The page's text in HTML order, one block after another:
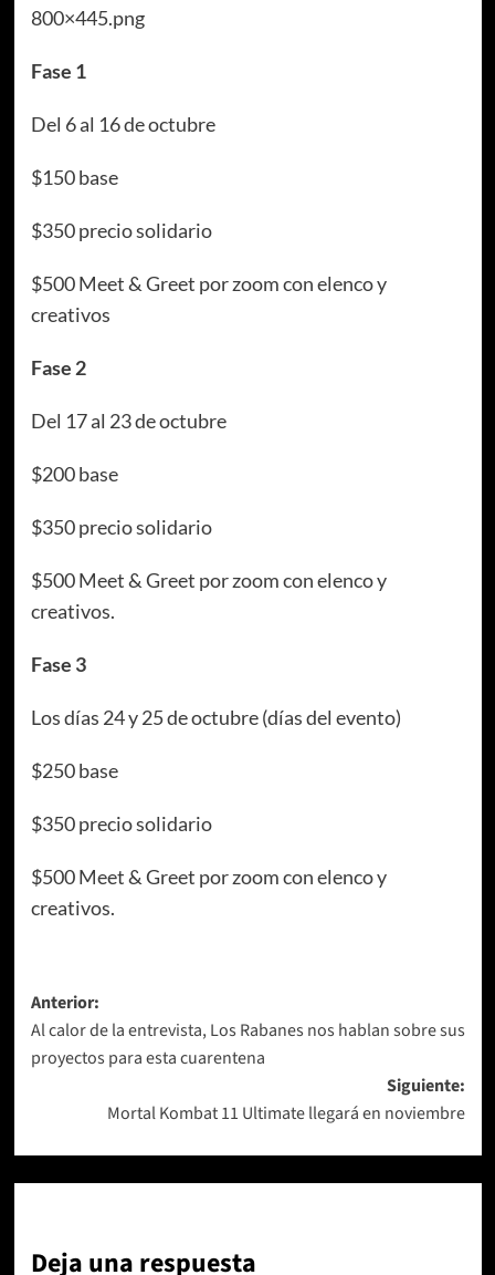
800×445.png
Fase 1
Del 6 al 16 de octubre
$150 base
$350 precio solidario
$500 Meet & Greet por zoom con elenco y
creativos
Fase 2
Del 17 al 23 de octubre
$200 base
$350 precio solidario
$500 Meet & Greet por zoom con elenco y
creativos.
Fase 3
Los días 24 y 25 de octubre (días del evento)
$250 base
$350 precio solidario
$500 Meet & Greet por zoom con elenco y
creativos.
Navegación
de
entradas
Anterior:
Al calor de la entrevista, Los Rabanes nos hablan sobre sus
proyectos para esta cuarentena
Siguiente:
Mortal Kombat 11 Ultimate llegará en noviembre
Deja una respuesta